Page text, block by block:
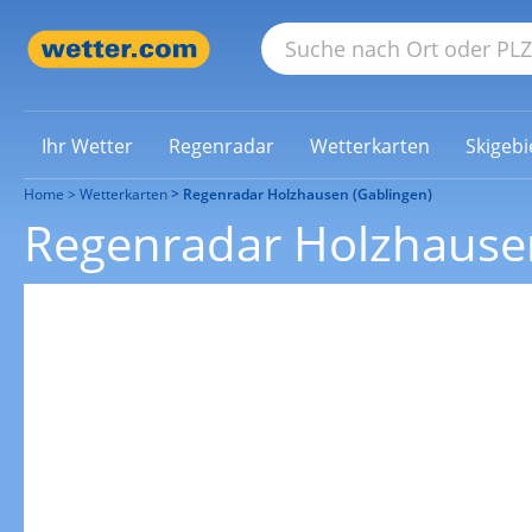
Ihr Wetter Regenradar Wetterkarten
Home Wetterkarten Regenradar Holzhausen (Gablingen)
Regenradar